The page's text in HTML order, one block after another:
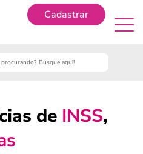
Cadastrar
de INSS,